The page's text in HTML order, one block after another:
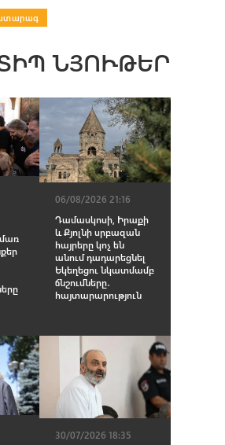
ՆՅՈՒԹԵՐ
06/08/2026 21:16
Դամասկոսի, Իրաքի
և Քյոլնի սրբազան
հայրերը կոչ են
անում դադարեցնել
Եկեղեցու նկատմամբ
ճնշումները․
հայտարարություն
30/07/2026 18:35